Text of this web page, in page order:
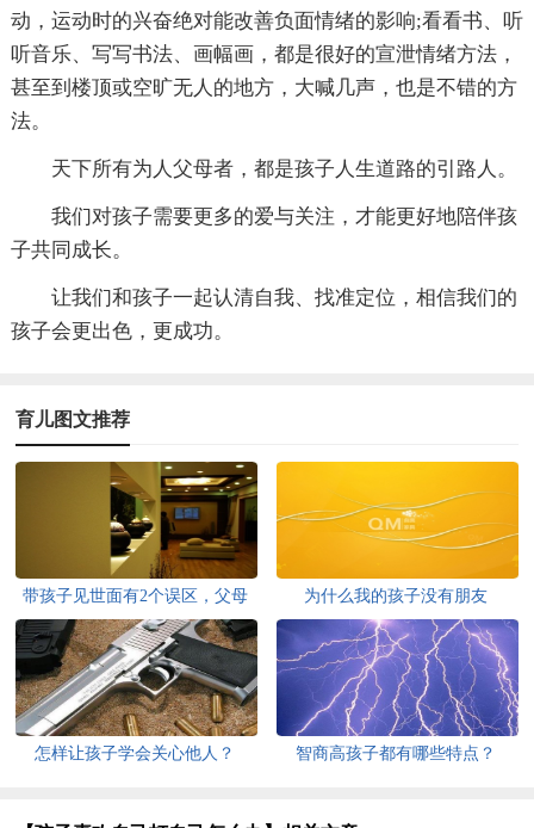
动，运动时的兴奋绝对能改善负面情绪的影响;看看书、听
听音乐、写写书法、画幅画，都是很好的宣泄情绪方法，
甚至到楼顶或空旷无人的地方，大喊几声，也是不错的方
法。
天下所有为人父母者，都是孩子人生道路的引路人。
我们对孩子需要更多的爱与关注，才能更好地陪伴孩
子共同成长。
让我们和孩子一起认清自我、找准定位，相信我们的
孩子会更出色，更成功。
育儿图文推荐
带孩子见世面有2个误区，父母
要早知道！
为什么我的孩子没有朋友
怎样让孩子学会关心他人？ 智商高孩子都有哪些特点？